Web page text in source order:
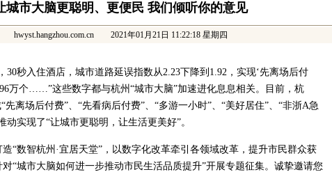
城市大脑更聪明、更便民 我们倾听你的意见
hwyst.hangzhou.com.cn2021年01月21日 11:22:18 星期四
30秒入住酒店，城市道路延误指数从2.23下降到1.92，实现‘先离场后付
万个……”这些数字都与杭州“城市大脑”加速进化息息相关。目前，杭
先离场后付费”、“先看病后付费”、“多游一小时”、“美好居住”、“非浙A急
动实现了“让城市更聪明，让生活更美好”。
“数智杭州·宜居天堂”，以数字化改革牵引各领域改革，提升市民群众获
“城市大脑如何进一步推动市民生活品质提升”开展专题征集。诚挚邀请您